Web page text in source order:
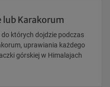
lub Karakorum
do których dojdzie podczas
uprawiania każdego
górskiej w Himalajach